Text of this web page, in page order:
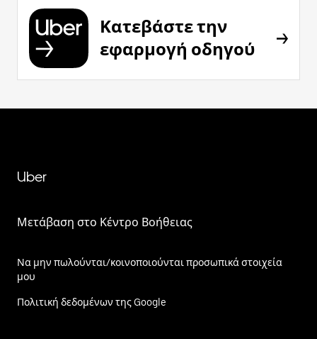
Κατεβάστε την
εφαρμογή οδηγού
Uber
Μετάβαση στο Κέντρο Βοήθειας
Να μην πωλούνται/κοινοποιούνται προσωπικά στοιχεία
μου
Πολιτική δεδομένων της Google